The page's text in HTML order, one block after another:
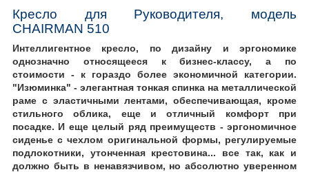
Кресло для Руководителя, модель
CHAIRMAN 510
Интеллигентное кресло, по дизайну и эргономике
однозначно относящееся к бизнес-классу, а по
стоимости - к гораздо более экономичной категории.
"Изюминка" - элегантная тонкая спинка на металлической
раме с эластичными лентами, обеспечивающая, кроме
стильного облика, еще и отличный комфорт при
посадке. И еще целый ряд преимуществ - эргономичное
сиденье с чехлом оригинальной формы, регулируемые
подлокотники, утонченная крестовина... все так, как и
должно быть в ненавязчивом, но абсолютно уверенном